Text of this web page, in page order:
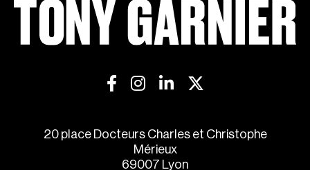
20 place Docteurs Charles et Christophe
Mérieux
69007 Lyon